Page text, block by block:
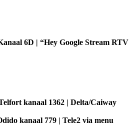
6D | “Hey Google Stream RTV
kanaal 1362 | Delta/Caiway
kanaal 779 | Tele2 via menu